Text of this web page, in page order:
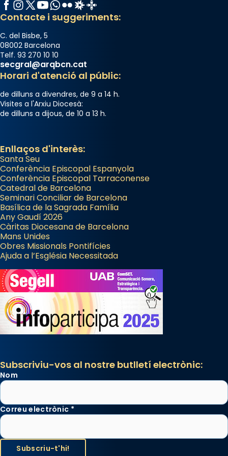
Facebook
Instagram
X / Twitter
YouTube
WhatsApp
FlickrRadio Estel
Catalunya Cristiana
Contacte i suggeriments:
C. del Bisbe, 5
08002 Barcelona
Telf. 93 270 10 10
secgral@arqbcn.cat
Horari d'atenció al públic:
de dilluns a divendres, de 9 a 14 h.
Visites a l'Arxiu Diocesà:
de dilluns a dijous, de 10 a 13 h.
Enllaços d'interès:
Santa Seu
Conferència Episcopal Espanyola
Conferència Episcopal Tarraconense
Catedral de Barcelona
Seminari Conciliar de Barcelona
Basílica de la Sagrada Família
Any Gaudí 2026
Càritas Diocesana de Barcelona
Mans Unides
Obres Missionals Pontifícies
Ajuda a l’Església Necessitada
Subscriviu-vos al nostre butlletí electrònic:
Nom
Correu electrònic *